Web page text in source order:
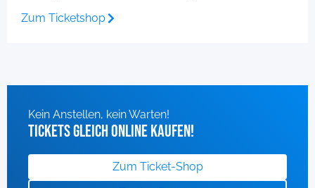
Zum Ticketshop
Kein Anstellen, kein Warten!
Tickets gleich online kaufen!
Zum Ticket-Shop